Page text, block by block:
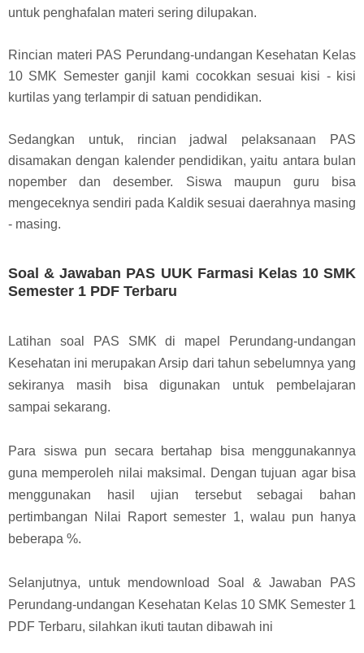
untuk penghafalan materi sering dilupakan.
Rincian materi PAS Perundang-undangan Kesehatan Kelas
10 SMK Semester ganjil kami cocokkan sesuai kisi - kisi
kurtilas yang terlampir di satuan pendidikan.
Sedangkan untuk, rincian jadwal pelaksanaan PAS
disamakan dengan kalender pendidikan, yaitu antara bulan
nopember dan desember. Siswa maupun guru bisa
mengeceknya sendiri pada Kaldik sesuai daerahnya masing
- masing.
Soal & Jawaban PAS UUK Farmasi Kelas 10 SMK
Semester 1 PDF Terbaru
Latihan soal PAS SMK di mapel Perundang-undangan
Kesehatan ini merupakan Arsip dari tahun sebelumnya yang
sekiranya masih bisa digunakan untuk pembelajaran
sampai sekarang.
Para siswa pun secara bertahap bisa menggunakannya
guna memperoleh nilai maksimal. Dengan tujuan agar bisa
menggunakan hasil ujian tersebut sebagai bahan
pertimbangan Nilai Raport semester 1, walau pun hanya
beberapa %.
Selanjutnya, untuk mendownload Soal & Jawaban PAS
Perundang-undangan Kesehatan Kelas 10 SMK Semester 1
PDF Terbaru, silahkan ikuti tautan dibawah ini